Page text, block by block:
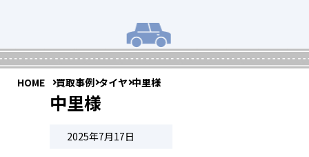
HOME 買取事例 タイヤ 中里様
中里様
2025年7月17日